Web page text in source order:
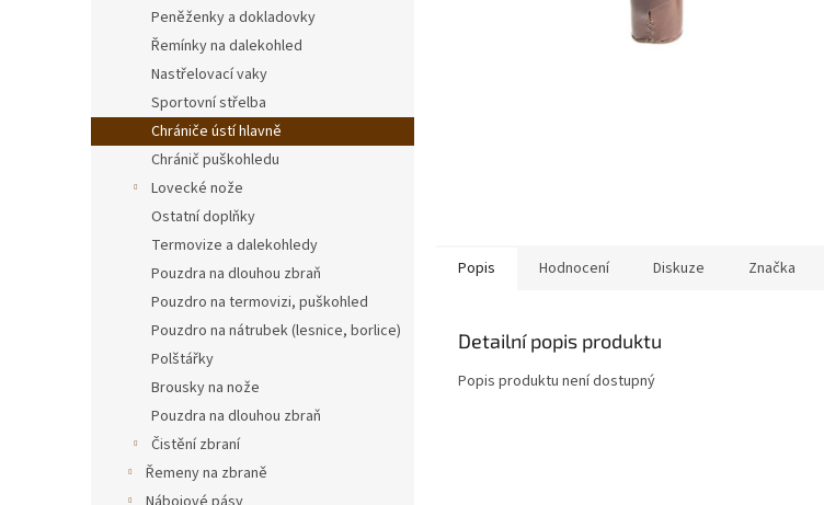
Peněženky a dokladovky
Řemínky na dalekohled
Nastřelovací vaky
Sportovní střelba
Chrániče ústí hlavně
Chránič puškohledu
Lovecké nože
Ostatní doplňky
Termovize a dalekohledy
Pouzdra na dlouhou zbraň
Pouzdro na termovizi, puškohled
Pouzdro na nátrubek (lesnice, borlice)
Polštářky
Brousky na nože
Pouzdra na dlouhou zbraň
Čistění zbraní
Řemeny na zbraně
Popis Hodnocení Diskuze Značka
Detailní popis produktu
Popis produktu není dostupný